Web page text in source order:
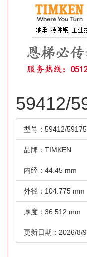
59412/
型号：59412/
品牌：TIMKEN
内经：44.45 mm
外径：104.775 mm
厚度：36.512 mm
更新日期：2026/8/9